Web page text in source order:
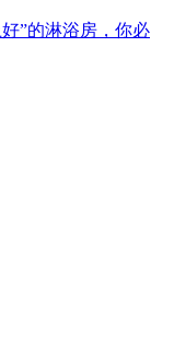
”的淋浴房，你必